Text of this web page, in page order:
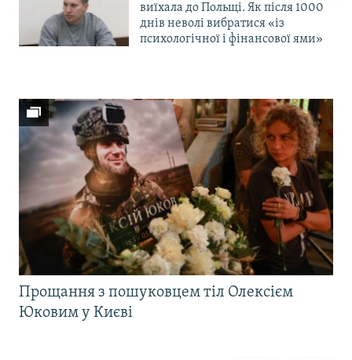
виїхала до Польщі. Як після 1000
днів неволі вибратися «із
психологічної і фінансової ями»
Прощання з пошуковцем тіл Олексієм
Юковим у Києві